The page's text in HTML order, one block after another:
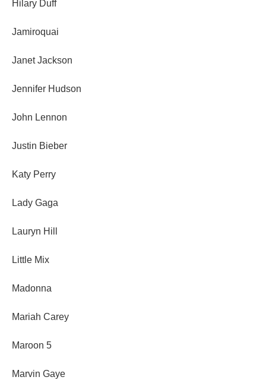
Hilary Duff
Jamiroquai
Janet Jackson
Jennifer Hudson
John Lennon
Justin Bieber
Katy Perry
Lady Gaga
Lauryn Hill
Little Mix
Madonna
Mariah Carey
Maroon 5
Marvin Gaye